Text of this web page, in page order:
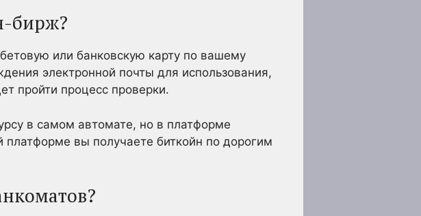
бирж?
или банковскую карту по вашему
электронной почты для использования,
пройти процесс проверки.
в самом автомате, но в платформе
платформе вы получаете биткойн по дорогим